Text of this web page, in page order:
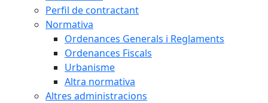
Perfil de contractant
Normativa
Ordenances Generals i Reglaments
Ordenances Fiscals
Urbanisme
Altra normativa
Altres administracions